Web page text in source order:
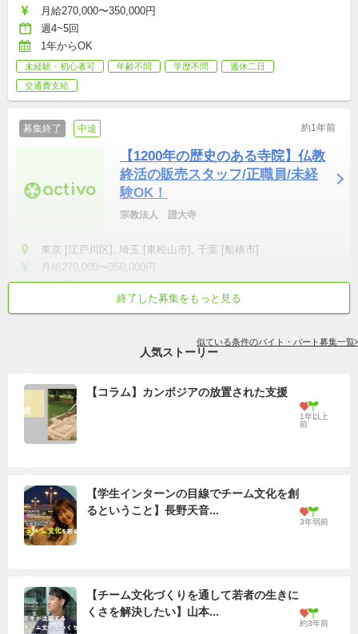
月給270,000〜350,000円
週4~5回
1年からOK
未経験・初心者可 年齢不問 学歴不問
週休二日
交通費支給
募集終了 中途 約1年前
【1200年の歴史のある寺院】仏教
終活の販売スタッフ/正職員/未経
験OK！
宗教法人　證大寺
東京 [江戸川区], 埼玉 [東松山市], 千葉 [船橋市]
月給270,000〜350,000円
週4~5回
終了した募集をもっと見る
似ている条件のバイト・パート募集一覧
人気ストーリー
【コラム】カンボジアの放置された支援
1年以上
前
【学生インターンの目線でチーム文化を創
るということ】長野天音...
3年弱前
【チーム文化づくりを通して若者の生きに
くさを解決したい】山本...
約3年前